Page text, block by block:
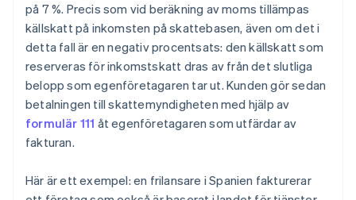
på 7 %. Precis som vid beräkning av moms tillämpas
källskatt på inkomsten på skattebasen, även om det i
detta fall är en negativ procentsats: den källskatt som
reserveras för inkomstskatt dras av från det slutliga
belopp som egenföretagaren tar ut. Kunden gör sedan
betalningen till skattemyndigheten med hjälp av
formulär 111 åt egenföretagaren som utfärdar av
fakturan.
Här är ett exempel: en frilansare i Spanien fakturerar